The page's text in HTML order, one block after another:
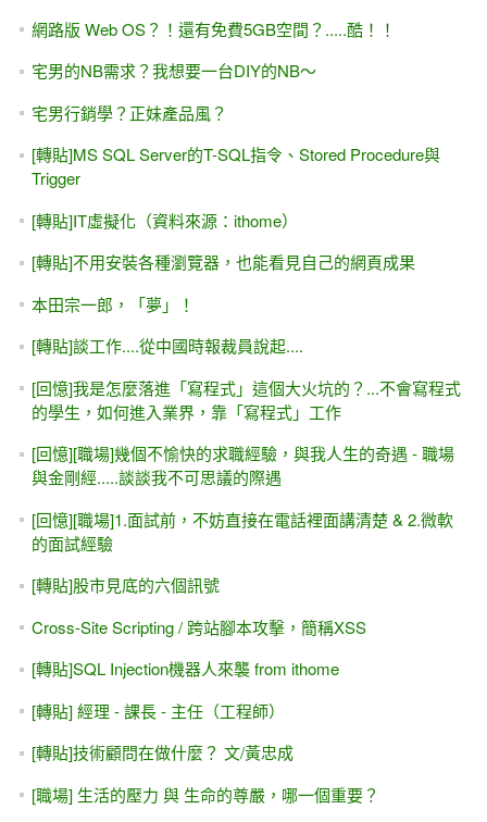
網路版 Web OS？！還有免費5GB空間？.....酷！！
宅男的NB需求？我想要一台DIY的NB～
宅男行銷學？正妹產品風？
[轉貼]MS SQL Server的T-SQL指令、Stored Procedure與
Trigger
[轉貼]IT虛擬化（資料來源：ithome）
[轉貼]不用安裝各種瀏覽器，也能看見自己的網頁成果
本田宗一郎，「夢」！
[轉貼]談工作....從中國時報裁員說起....
[回憶]我是怎麼落進「寫程式」這個大火坑的？...不會寫程式
的學生，如何進入業界，靠「寫程式」工作
[回憶][職場]幾個不愉快的求職經驗，與我人生的奇遇 - 職場
與金剛經.....談談我不可思議的際遇
[回憶][職場]1.面試前，不妨直接在電話裡面講清楚 & 2.微軟
的面試經驗
[轉貼]股市見底的六個訊號
Cross-Site Scripting / 跨站腳本攻擊，簡稱XSS
[轉貼]SQL Injection機器人來襲 from ithome
[轉貼] 經理 - 課長 - 主任（工程師）
[轉貼]技術顧問在做什麼？ 文/黃忠成
[職場] 生活的壓力 與 生命的尊嚴，哪一個重要？